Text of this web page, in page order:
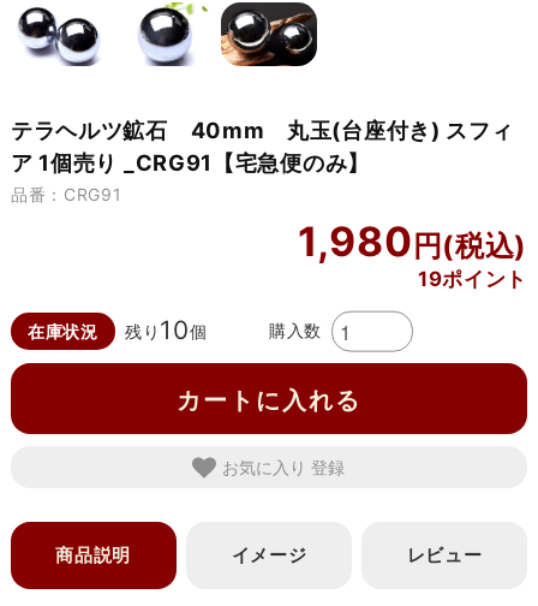
テラヘルツ鉱石 40mm 丸玉(台座付き) スフィ
ア 1個売り _CRG91【宅急便のみ】
品番：CRG91
1,980
19ポイント
在庫状況 残り 10個 購入数
カートに入れる
お気に入り
商品説明 イメージ レビュー